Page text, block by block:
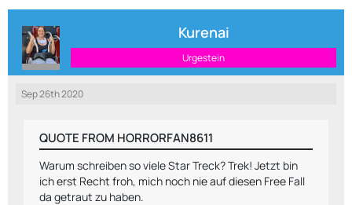
Kurenai
Urgestein
Sep 26th 2020
QUOTE FROM HORRORFAN8611
Warum schreiben so viele Star Treck? Trek! Jetzt bin
ich erst Recht froh, mich noch nie auf diesen Free Fall
da getraut zu haben.